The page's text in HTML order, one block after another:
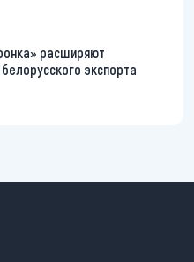
расширяют
экспорта